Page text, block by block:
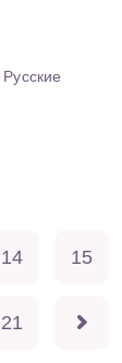
Русские
14 15
21